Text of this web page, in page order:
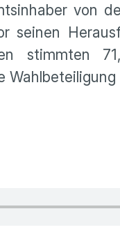
von
seinen
stimmten